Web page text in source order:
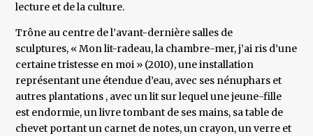
lecture et de la culture.
Trône au centre de l’avant-dernière salles de
sculptures, « Mon lit-radeau, la chambre-mer, j’ai ris d’une
certaine tristesse en moi » (2010), une installation
représentant une étendue d’eau, avec ses nénuphars et
autres plantations , avec un lit sur lequel une jeune-fille
est endormie, un livre tombant de ses mains, sa table de
chevet portant un carnet de notes, un crayon, un verre et